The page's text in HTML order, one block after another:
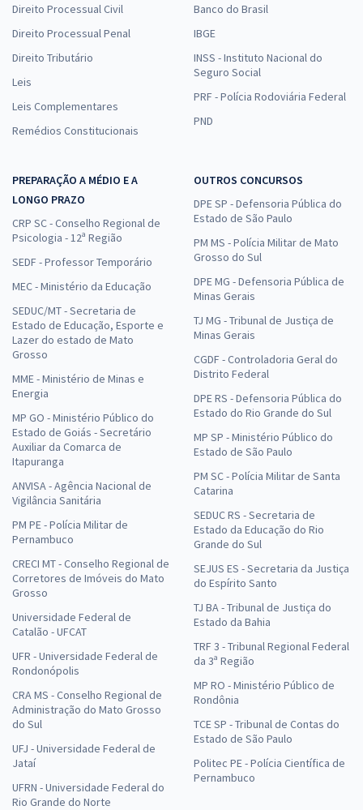
Direito Processual Civil
Direito Processual Penal
Direito Tributário
Leis
Leis Complementares
Remédios Constitucionais
Banco do Brasil
IBGE
INSS - Instituto Nacional do
Seguro Social
PRF - Polícia Rodoviária Federal
PND
PREPARAÇÃO A MÉDIO E A
LONGO PRAZO
CRP SC - Conselho Regional de
Psicologia - 12ª Região
SEDF - Professor Temporário
MEC - Ministério da Educação
SEDUC/MT - Secretaria de
Estado de Educação, Esporte e
Lazer do estado de Mato
Grosso
MME - Ministério de Minas e
Energia
MP GO - Ministério Público do
Estado de Goiás - Secretário
Auxiliar da Comarca de
Itapuranga
ANVISA - Agência Nacional de
Vigilância Sanitária
PM PE - Polícia Militar de
Pernambuco
CRECI MT - Conselho Regional de
Corretores de Imóveis do Mato
Grosso
Universidade Federal de
Catalão - UFCAT
UFR - Universidade Federal de
Rondonópolis
CRA MS - Conselho Regional de
Administração do Mato Grosso
do Sul
UFJ - Universidade Federal de
Jataí
UFRN - Universidade Federal do
Rio Grande do Norte
OUTROS CONCURSOS
DPE SP - Defensoria Pública do
Estado de São Paulo
PM MS - Polícia Militar de Mato
Grosso do Sul
DPE MG - Defensoria Pública de
Minas Gerais
TJ MG - Tribunal de Justiça de
Minas Gerais
CGDF - Controladoria Geral do
Distrito Federal
DPE RS - Defensoria Pública do
Estado do Rio Grande do Sul
MP SP - Ministério Público do
Estado de São Paulo
PM SC - Polícia Militar de Santa
Catarina
SEDUC RS - Secretaria de
Estado da Educação do Rio
Grande do Sul
SEJUS ES - Secretaria da Justiça
do Espírito Santo
TJ BA - Tribunal de Justiça do
Estado da Bahia
TRF 3 - Tribunal Regional Federal
da 3ª Região
MP RO - Ministério Público de
Rondônia
TCE SP - Tribunal de Contas do
Estado de São Paulo
Politec PE - Polícia Científica de
Pernambuco